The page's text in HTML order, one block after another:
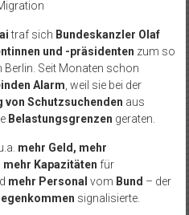
traf sich Bundeskanzler Olaf
und -präsidenten zum so
Berlin. Seit Monaten schon
Alarm , weil sie bei der
Schutzsuchenden aus
Belastungsgrenzen geraten.
mehr Geld, mehr
Kapazitäten für
mehr Personal vom Bund – der
signalisierte.